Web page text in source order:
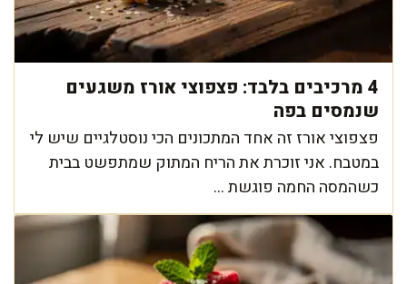
4 מרכיבים בלבד: פצפוצי אורז משגעים
שנמסים בפה
פצפוצי אורז זה אחד המתכונים הכי נוסטלגיים שיש לי
במטבח. אני זוכרת את הריח המתוק שמתפשט בבית
כשהמסה החמה פוגשת ...